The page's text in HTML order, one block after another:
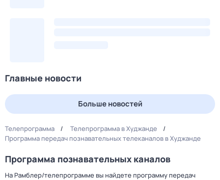
Главные новости
Больше новостей
Телепрограмма
Телепрограмма в Худжанде
Программа передач познавательных телеканалов в Худжанде
Программа познавательных каналов
На Рамблер/телепрограмме вы найдете программу передач